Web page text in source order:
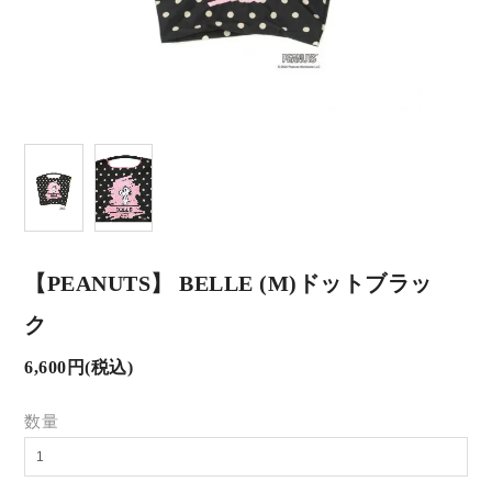
【PEANUTS】 BELLE (M)ドットブラッ
ク
6,600円(税込)
数量